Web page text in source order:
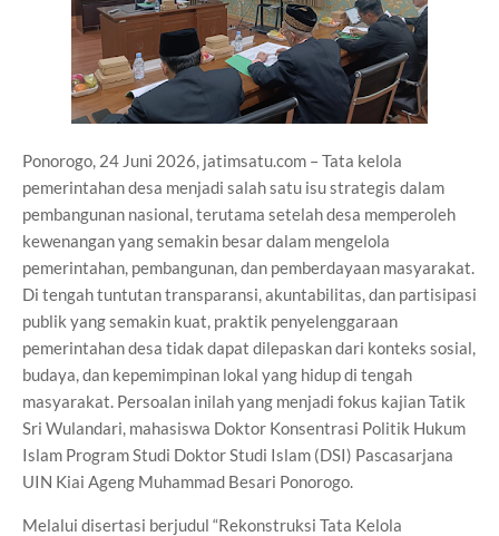
Ponorogo, 24 Juni 2026, jatimsatu.com – Tata kelola
pemerintahan desa menjadi salah satu isu strategis dalam
pembangunan nasional, terutama setelah desa memperoleh
kewenangan yang semakin besar dalam mengelola
pemerintahan, pembangunan, dan pemberdayaan masyarakat.
Di tengah tuntutan transparansi, akuntabilitas, dan partisipasi
publik yang semakin kuat, praktik penyelenggaraan
pemerintahan desa tidak dapat dilepaskan dari konteks sosial,
budaya, dan kepemimpinan lokal yang hidup di tengah
masyarakat. Persoalan inilah yang menjadi fokus kajian Tatik
Sri Wulandari, mahasiswa Doktor Konsentrasi Politik Hukum
Islam Program Studi Doktor Studi Islam (DSI) Pascasarjana
UIN Kiai Ageng Muhammad Besari Ponorogo.
Melalui disertasi berjudul “Rekonstruksi Tata Kelola